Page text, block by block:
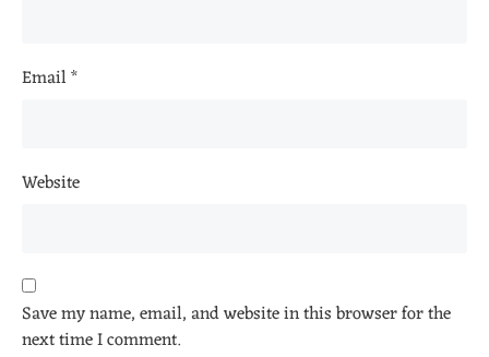
Email*
Website
Save my name, email, and website in this browser for the
next time I comment.